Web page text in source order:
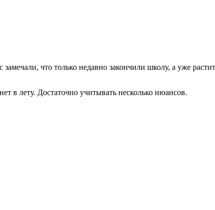
что только недавно закончили школу, а уже
в лету. Достаточно учитывать несколько нюансов.